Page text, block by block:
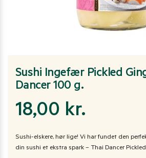
Sushi Ingefær Pickled
Dancer 100 g.
18,00 kr.
Sushi-elskere, hør lige! Vi har fundet den
din sushi et ekstra spark – Thai Dancer